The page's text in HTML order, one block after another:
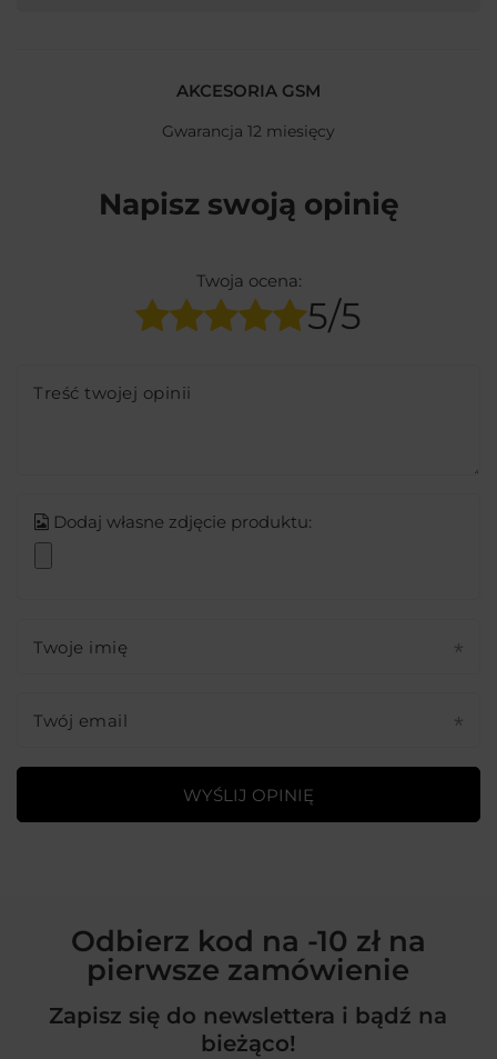
AKCESORIA GSM
Gwarancja 12 miesięcy
Napisz swoją opinię
Twoja ocena:
5/5
Treść twojej opinii
Dodaj własne zdjęcie produktu:
Twoje imię
Twój email
WYŚLIJ OPINIĘ
Odbierz kod na -10 zł na
pierwsze zamówienie
Zapisz się do newslettera i bądź na
bieżąco!